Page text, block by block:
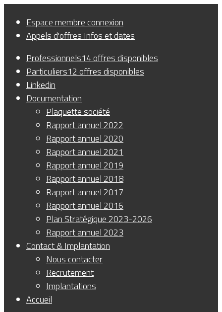
Espace membreconnexion
Appels d'offres Infos et dates
Professionnels14 offres disponibles
Particuliers12 offres disponibles
Linkedin
Documentation
Plaquette société
Rapport annuel 2022
Rapport annuel 2020
Rapport annuel 2021
Rapport annuel 2019
Rapport annuel 2018
Rapport annuel 2017
Rapport annuel 2016
Plan Stratégique 2023-2026
Rapport annuel 2023
Contact & Implantation
Nous contacter
Recrutement
Implantations
Accueil
Panneau de gestion des cookies